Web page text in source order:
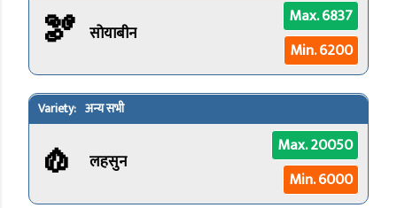
🫘 सोयाबीन
Max. 6837
Min. 6200
अन्य सभी
🧄 लहसुन
Max. 20050
Min. 6000